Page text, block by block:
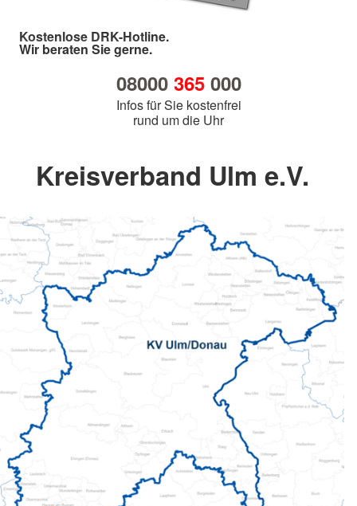
Kostenlose DRK-Hotline.
Wir beraten Sie gerne.
08000 365000
Infos für Sie kostenfrei
rund um die Uhr
Kreisverband Ulm e.V.